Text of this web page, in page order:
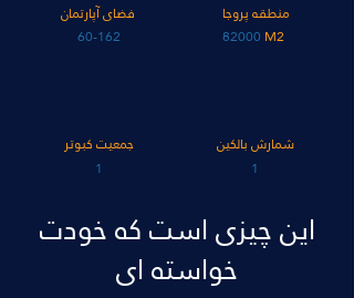
فضای آپارتمان
60-162
منطقه پروجا
82000 M2
جمعیت کبوتر
1
شمارش بالکین
1
این چیزی است که خودت
خواسته ای